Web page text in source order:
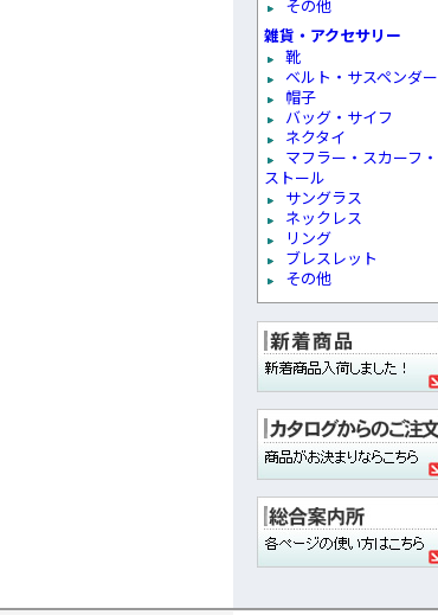
その他
雑貨・アクセサリー
靴
ベルト・サスペンダー
帽子
バッグ・サイフ
ネクタイ
マフラー・スカーフ・
ストール
サングラス
ネックレス
リング
ブレスレット
その他